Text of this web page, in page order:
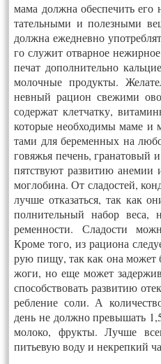
ма­ма долж­на обес­пе­чить
татель­ны­ми и по­лез­ны­ми
долж­на ежед­невно
го слу­жит от­варное
пе­чат до­пол­ни­тель­но
молоч­ные про­дук­ты.
невный ра­ци­он све­жими
со­дер­жат клет­чатку,
ко­торые не­об­хо­димы ма­ме
та­ми для бе­ремен­ных на
го­вяжья пе­чень, гра­нато­вый
пятс­тву­ют раз­ви­тию
мог­ло­бина. От сла­дос­тей,
луч­ше от­ка­зать­ся, так как
пол­ни­тель­ный на­бор ве­са,
ремен­ности. Сла­дос­ти
Кро­ме то­го, из ра­ци­она
рую пи­щу, так как она мо­жет
жо­ги, но еще мо­жет
спо­собс­тво­вать раз­ви­тию
ребле­ние со­ли. А
день не долж­но пре­вышать
мо­локо, фрук­ты. Луч­ше
питьевую во­ду и нек­репкий